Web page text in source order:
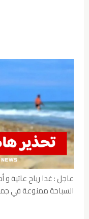
السباحة ممنوعة في